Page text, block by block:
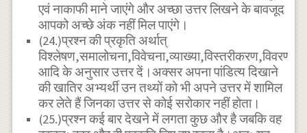
एवं नाकाफी माने जाएंगे और अच्छा उत्तर लिखने के बावजूद
आपको अच्छे अंक नहीं मिल पाएंगे।
(24.)प्रश्न की प्रकृति अर्थात्
विश्लेषण,समालोचना,विवेचना,व्याख्या,विस्तरीकरण,विवरण
आदि के अनुसार उत्तर दें।अक्सर अपना पांडित्य दिखाने
की खातिर अभ्यर्थी उन तथ्यों को भी अपने उत्तर में शामिल
कर लेते हैं जिनका उत्तर से कोई सरोकार नहीं होता।
(25.)प्रश्न कई बार देखने में लगता कुछ और है जबकि वह